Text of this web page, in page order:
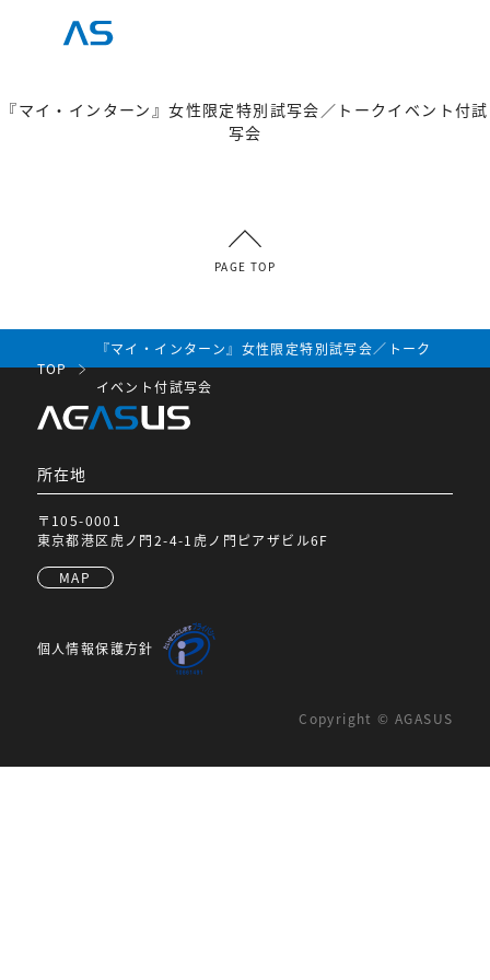
『マイ・インターン』女性限定特別試写会／トークイベント付試
写会
PAGE TOP
TOP
『マイ・インターン』女性限定特別試写会／トーク
イベント付試写会
所在地
〒105-0001
東京都港区虎ノ門2-4-1虎ノ門ピアザビル6F
MAP
個人情報保護方針
Copyright © AGASUS